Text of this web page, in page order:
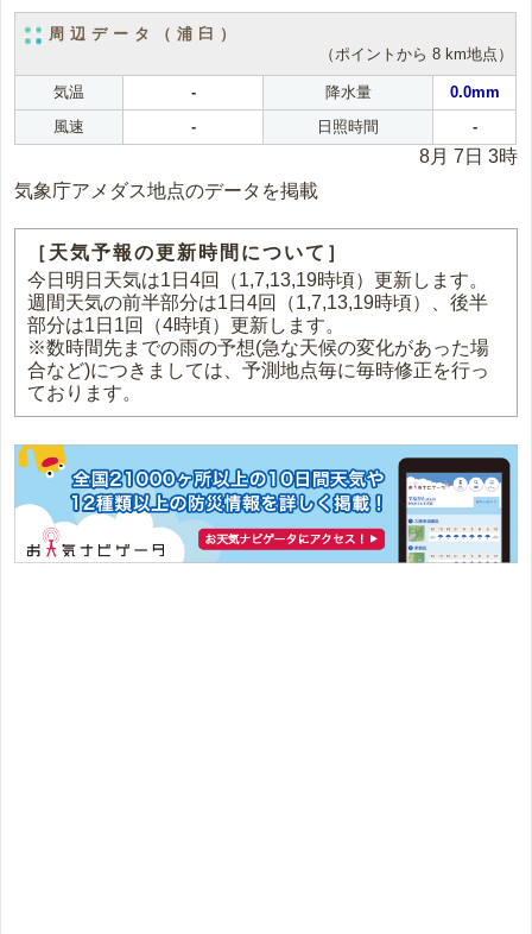
周辺データ（浦臼）
（ポイントから 8 km地点）
気温 - 降水量
0.0mm
風速
- 日照時間 -
8月 7日 3時
気象庁アメダス地点のデータを掲載
［天気予報の更新時間について］
今日明日天気は1日4回（1,7,13,19時頃）更新します。
週間天気の前半部分は1日4回（1,7,13,19時頃）、後半
部分は1日1回（4時頃）更新します。
※数時間先までの雨の予想(急な天候の変化があった場
合など)につきましては、予測地点毎に毎時修正を行っ
ております。